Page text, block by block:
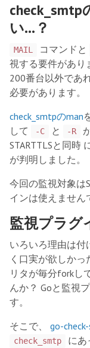
check_smtp
い…？
MAIL コマンドと
視する要件があり
200番台以外であ
必要があります。
check_smtpのman
して
-C と -R
STARTTLSと同時
が判明しました。
今回の監視対象は
インは使えません
監視プラグ
いろいろ理由は付
く口実が欲しかっ
リタが毎分forkし
んか？ Goと監視
す。
そこで、 go-
check_smtp
にあ